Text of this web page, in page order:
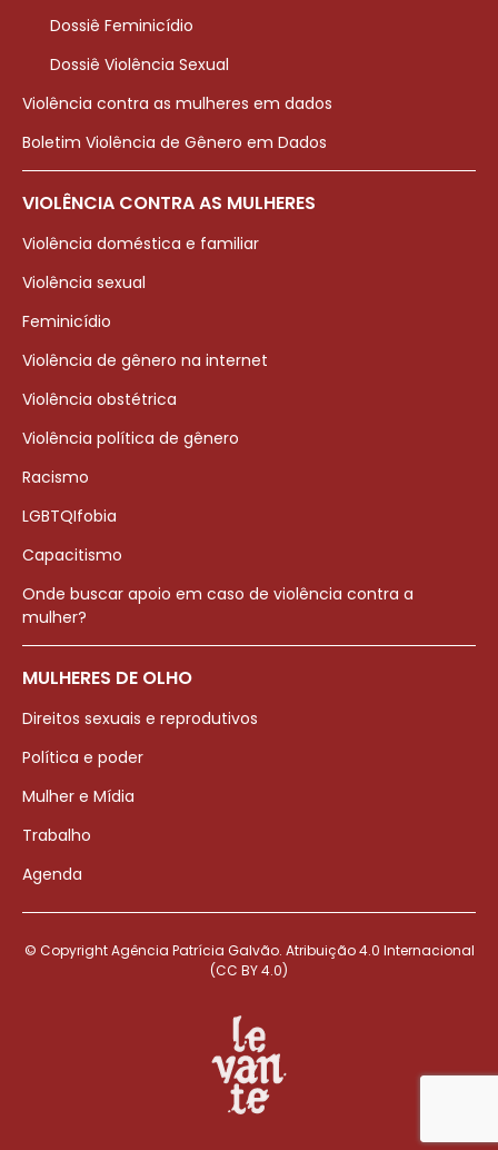
Dossiê Feminicídio
Dossiê Violência Sexual
Violência contra as mulheres em dados
Boletim Violência de Gênero em Dados
VIOLÊNCIA CONTRA AS MULHERES
Violência doméstica e familiar
Violência sexual
Feminicídio
Violência de gênero na internet
Violência obstétrica
Violência política de gênero
Racismo
LGBTQIfobia
Capacitismo
Onde buscar apoio em caso de violência contra a
mulher?
MULHERES DE OLHO
Direitos sexuais e reprodutivos
Política e poder
Mulher e Mídia
Trabalho
Agenda
© Copyright Agência Patrícia Galvão. Atribuição 4.0 Internacional
(CC BY 4.0)